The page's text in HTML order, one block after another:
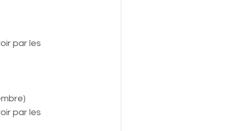
par les
par les